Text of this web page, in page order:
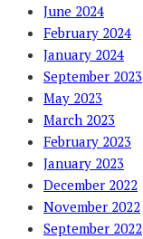
June 2024
February 2024
January 2024
September 2023
May 2023
March 2023
February 2023
January 2023
December 2022
November 2022
September 2022